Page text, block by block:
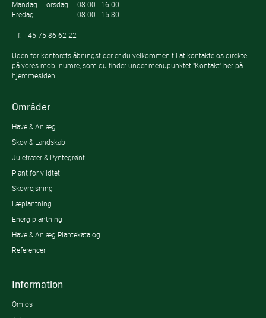
Mandag - Torsdag:
08:00 - 16:00
Fredag:
08:00 - 15:30
Tlf. +45 75 86 62 22
Uden for kontorets åbningstider er du velkommen til at kontakte os direkte
på vores mobilnumre, som du finder under menupunktet "Kontakt" her på
hjemmesiden.
Områder
Have & Anlæg
Skov & Landskab
Juletræer & Pyntegrønt
Plant for vildtet
Skovrejsning
Læplantning
Energiplantning
Have & Anlæg Plantekatalog
Referencer
Information
Om os